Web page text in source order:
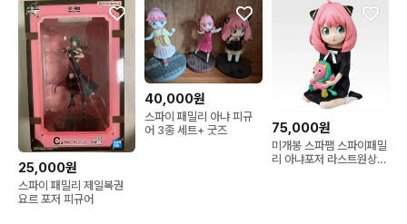
25,000원
스파이 패밀리 제일복권
요르 포저 피규어
40,000원
스파이 패밀리 아냐 피규
어 3종 세트+ 굿즈
75,000원
미개봉 스파팸 스파이패밀
리 아냐포저 라스트원상